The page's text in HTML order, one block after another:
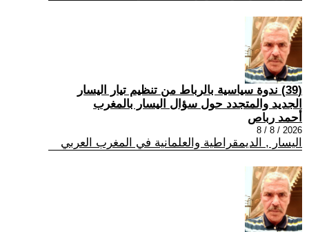
(39) ندوة سياسية بالرباط من تنظيم تيار اليسار
الجديد والمتجدد حول سؤال اليسار بالمغرب
أحمد رباص
2026 / 8 / 8
اليسار , الديمقراطية والعلمانية في المغرب العربي